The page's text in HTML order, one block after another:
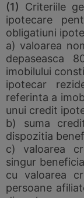
(1) Criteriile
ipotecare
obligatiuni
a) valoarea
depaseasca
imobilului
ipotecar
referinta a
unui credit
b) suma
dispozitia
c) valoarea
singur
cu valoarea
persoane